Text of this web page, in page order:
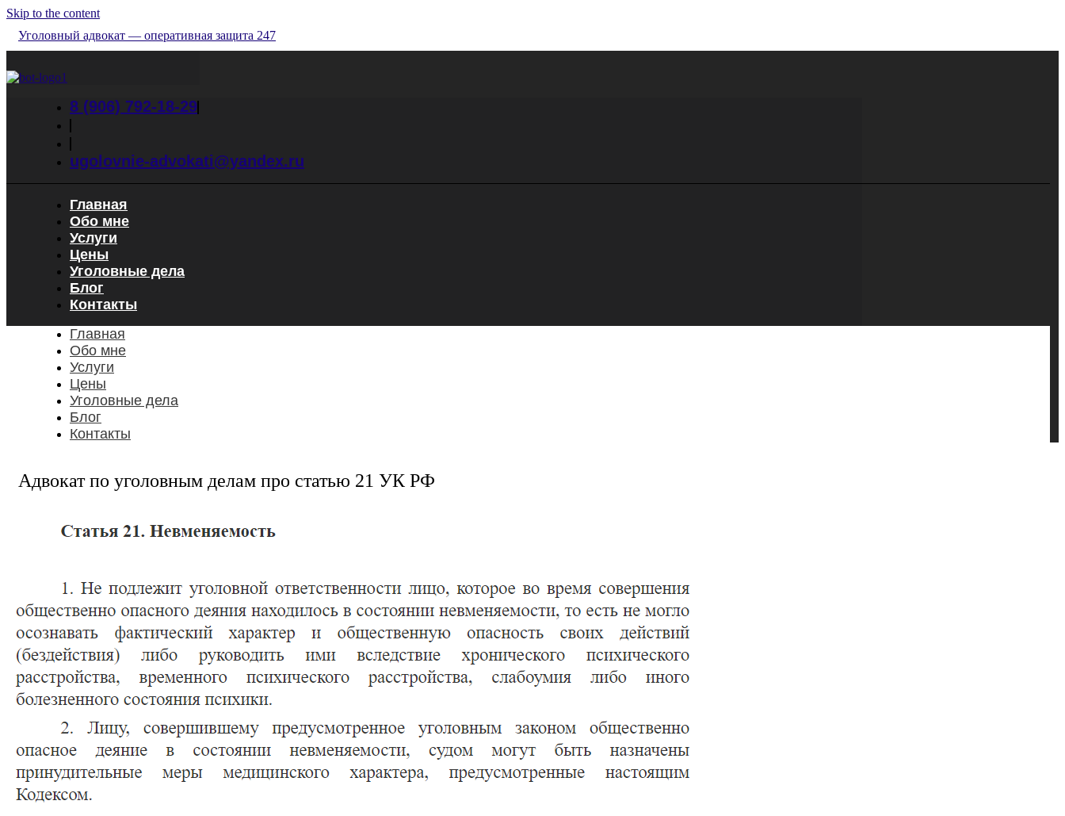
Skip to the content
Уголовный адвокат — оперативная защита 247
8 (906) 792-18-29
ugolovnie-advokati@yandex.ru
Главная
Обо мне
Услуги
Цены
Уголовные дела
Блог
Контакты
Главная
Обо мне
Услуги
Цены
Уголовные дела
Блог
Контакты
Адвокат по уголовным делам про статью 21 УК РФ